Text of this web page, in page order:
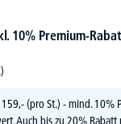
10% Premium-
159,-(pro St.) - mind. 10%
Auch bis zu 20%